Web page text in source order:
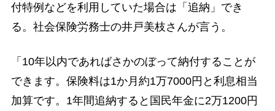
付特例などを利用していた場合は「追納」でき
る。社会保険労務士の井戸美枝さんが言う。
「10年以内であればさかのぼって納付することが
できます。保険料は1か月約1万7000円と利息相当
加算です。1年間追納すると国民年金に2万1200円